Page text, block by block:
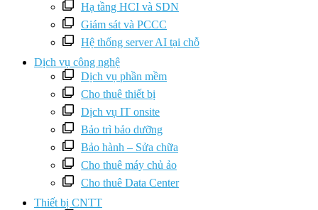
Hạ tầng HCI và SDN
Giám sát và PCCC
Hệ thống server AI tại chỗ
Dịch vụ công nghệ
Dịch vụ phần mềm
Cho thuê thiết bị
Dịch vụ IT onsite
Bảo trì bảo dưỡng
Bảo hành – Sửa chữa
Cho thuê máy chủ ảo
Cho thuê Data Center
Thiết bị CNTT